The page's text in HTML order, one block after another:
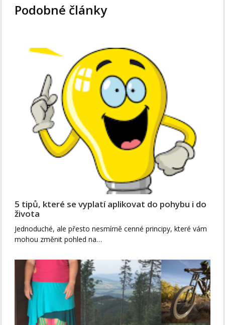
Podobné články
5 tipů, které se vyplatí aplikovat do pohybu i do
života
Jednoduché, ale přesto nesmírně cenné principy, které vám
mohou změnit pohled na…